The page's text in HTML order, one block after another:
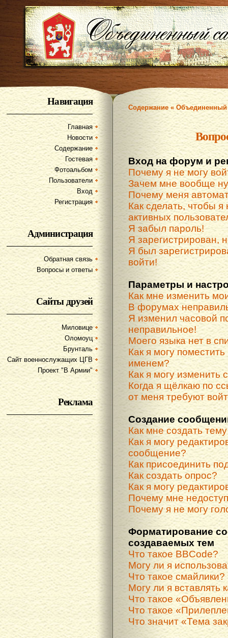
Навигация
Главная
Новости
Содержание
Гостевая
Фотоальбом
Пользователи
Вход
Регистрация
Администрация
Обратная связь
Вопросы и ответы
Сайты друзей
Миловице
Оломоуц
Брунталь
Сайт военнослужащих ЦГВ
Проект "В Армии"
Реклама
Содержание «
Вход на форум и
Почему я не могу
Зачем мне вообще
Почему меня
Как сделать, чтобы я
активных
Я забыл пароль!
Я зарегистрирован,
Я был
войти!
Параметры и
Как мне изменить
В форумах
Я изменил часовой
неправильное!
Моего языка нет в
Как я могу
именем?
Как я могу изменить
Когда я щёлкаю по
от меня требуют
Создание
Как мне создать
Как я могу
сообщение?
Как присоединить
Как создать опрос?
Как я могу
Почему мне
Почему я не могу
Форматирование
создаваемых тем
Что такое BBCode?
Могу ли я
Что такое смайлики?
Могу ли я вставлять
Что такое
Что такое
Что значит «Тема